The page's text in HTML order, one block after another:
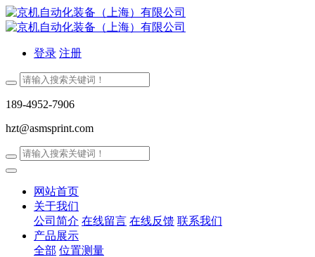
登录 注册
189-4952-7906
hzt@asmsprint.com
网站首页
关于我们
公司简介 在线留言 在线反馈 联系我们
产品展示
全部 位置测量